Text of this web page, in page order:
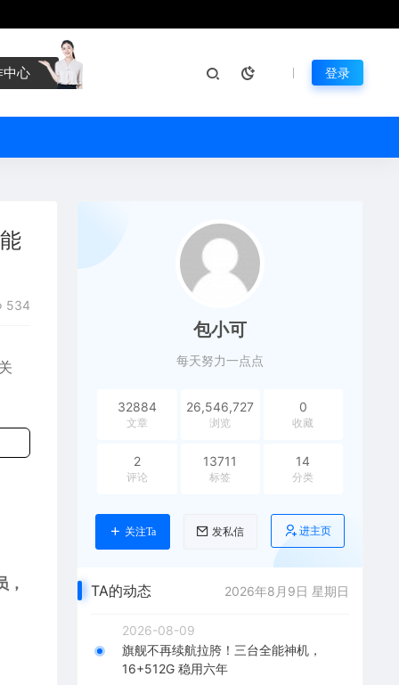
心 登录
534
，
包小可
每天努力一点点
32884
文章
26,546,727
浏览
0
收藏
2
评论
13711
标签
14
分类
关注Ta 发私信 进主页
TA的动态 2026年8月9日 星期日
2026-08-09
旗舰不再续航拉胯！三台全能神机，
16+512G 稳用六年